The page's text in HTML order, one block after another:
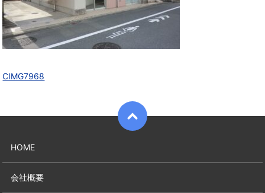
CIMG7968
HOME
会社概要